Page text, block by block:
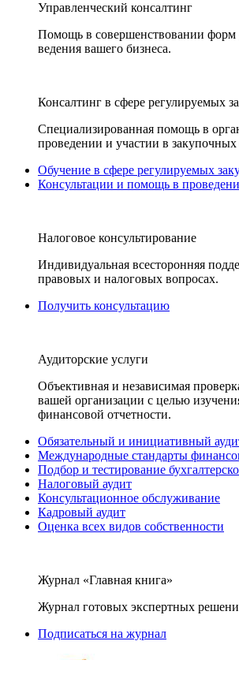
Управленческий консалтинг
Помощь в совершенствовании форм
ведения вашего бизнеса.
Консалтинг в сфере регулируемых
Специализированная помощь в
проведении и участии в закупочных
Обучение в сфере регулируемых
Консультации и помощь в
Налоговое консультирование
Индивидуальная всесторонняя
правовых и налоговых вопросах.
Получить консультацию
Аудиторские услуги
Объективная и независимая
вашей организации с целью
финансовой отчетности.
Обязательный и инициативный
Международные стандарты
Подбор и тестирование
Налоговый аудит
Консультационное обслуживание
Кадровый аудит
Оценка всех видов собственности
Журнал «Главная книга»
Журнал готовых экспертных
Подписаться на журнал